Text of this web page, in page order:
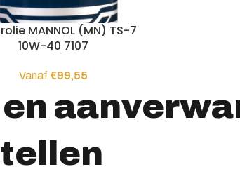
MANNOL (MN) TS-7
10W-40 7107
Vanaf €99,55